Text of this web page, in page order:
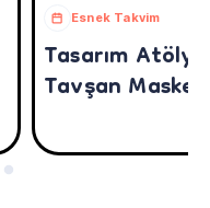
Esnek Takvim
Tasarım
Tavşan Maskesi